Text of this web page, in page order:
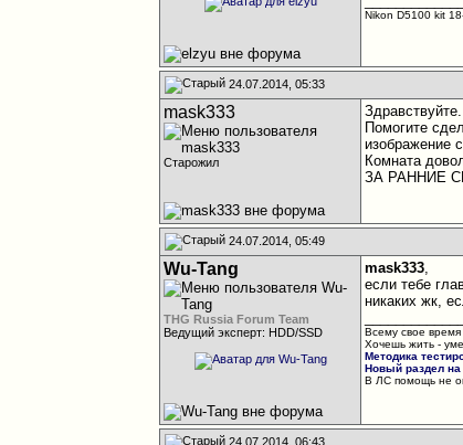
Nikon D5100 kit
24.07.2014, 05:33
mask333
Старожил
Здравствуйте.
Помогите
изображение
Комната
ЗА РАННИЕ
24.07.2014, 05:49
Wu-Tang
THG Russia Forum Team
Ведущий эксперт: HDD/SSD
mask333,
если тебе
никаких жк,
Всему свое
Хочешь жить -
Методика
Новый раздел на
В ЛС помощь не
24.07.2014, 06:43